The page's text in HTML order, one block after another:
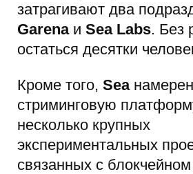
затрагивают два
Garenaи Sea Labs. Без
остаться десятки
Кроме того, Sea
стриминговую
несколько крупных
экспериментальных
связанных с